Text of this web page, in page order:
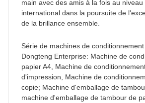
main avec des amis à la fois au
international dans la poursuite de
de la brillance ensemble.
Série de machines de
Dongteng Enterprise: Machine de
papier A4, Machine de
d'impression, Machine de
copie; Machine d'emballage de
machine d'emballage de tambour de